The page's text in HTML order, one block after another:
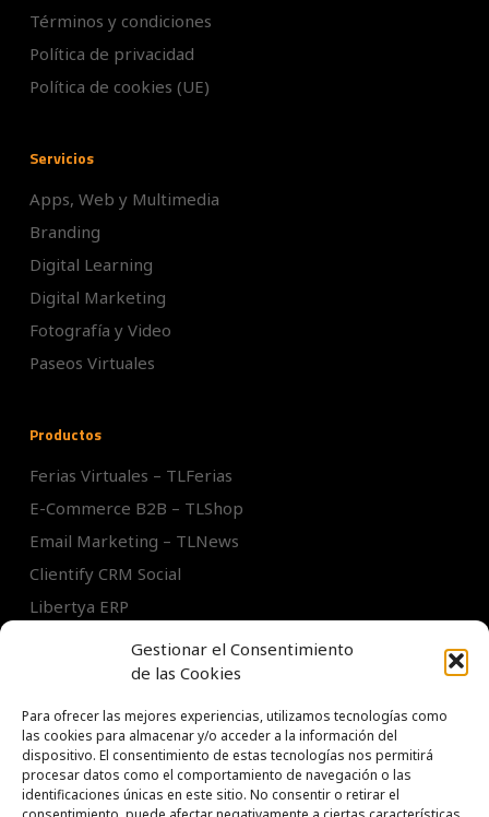
Gestionar el Consentimiento
de las Cookies
Para ofrecer las mejores experiencias, utilizamos tecnologías como
las cookies para almacenar y/o acceder a la información del
dispositivo. El consentimiento de estas tecnologías nos permitirá
procesar datos como el comportamiento de navegación o las
identificaciones únicas en este sitio. No consentir o retirar el
Términos y condiciones
Política de privacidad
Política de cookies (UE)
Servicios
Apps, Web y Multimedia
Branding
Digital Learning
Digital Marketing
Fotografía y Video
Paseos Virtuales
Productos
Ferias Virtuales – TLFerias
E-Commerce B2B – TLShop
Email Marketing – TLNews
Clientify CRM Social
Libertya ERP
Intranets / Extranets
TL Soluciones S.A.